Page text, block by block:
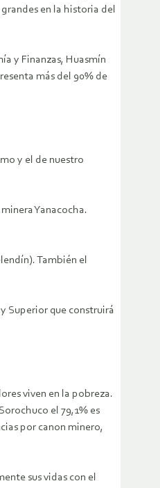
en la historia del
y Finanzas, Huasmín
más del 90% de
y el de nuestro
Yanacocha.
También el
Superior que construirá
viven en la pobreza.
el 79,1% es
por canon minero,
sus vidas con el